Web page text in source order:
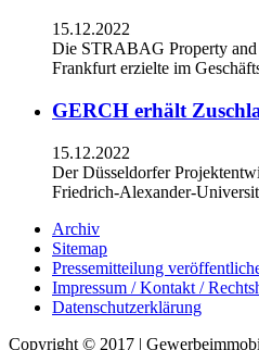
15.12.2022
Die STRABAG Property
Frankfurt erzielte im
GERCH erhält
15.12.2022
Der Düsseldorfer
Friedrich-Alexander-
Archiv
Sitemap
Pressemitteilung
Impressum / Kontakt /
Datenschutzerklärung
Copyright © 2017 |